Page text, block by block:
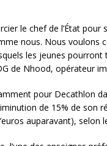
le chef de l’État
nous. Nous
les jeunes
de Nhood, opérateur
pour Decathlon
de 15% de son
auparavant), selon